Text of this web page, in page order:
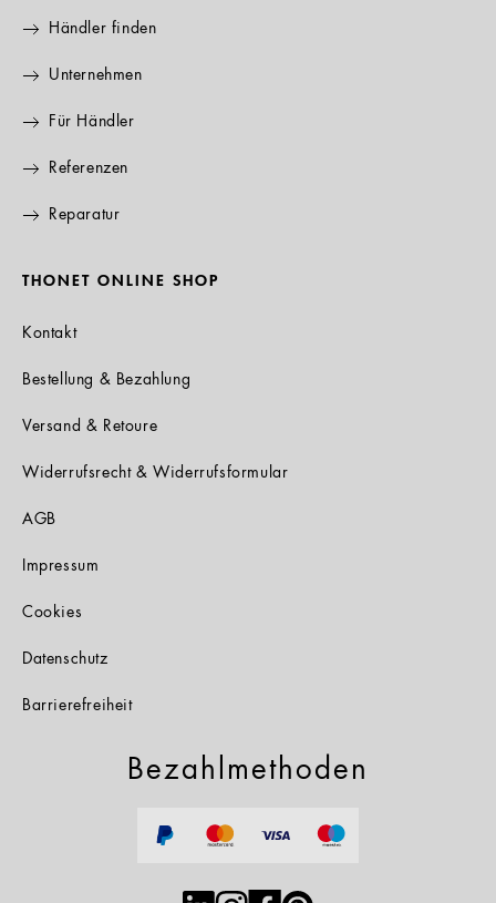
Händler finden
Unternehmen
Für Händler
Referenzen
Reparatur
THONET ONLINE SHOP
Kontakt
Bestellung & Bezahlung
Versand & Retoure
Widerrufsrecht & Widerrufsformular
AGB
Impressum
Cookies
Datenschutz
Barrierefreiheit
Bezahlmethoden